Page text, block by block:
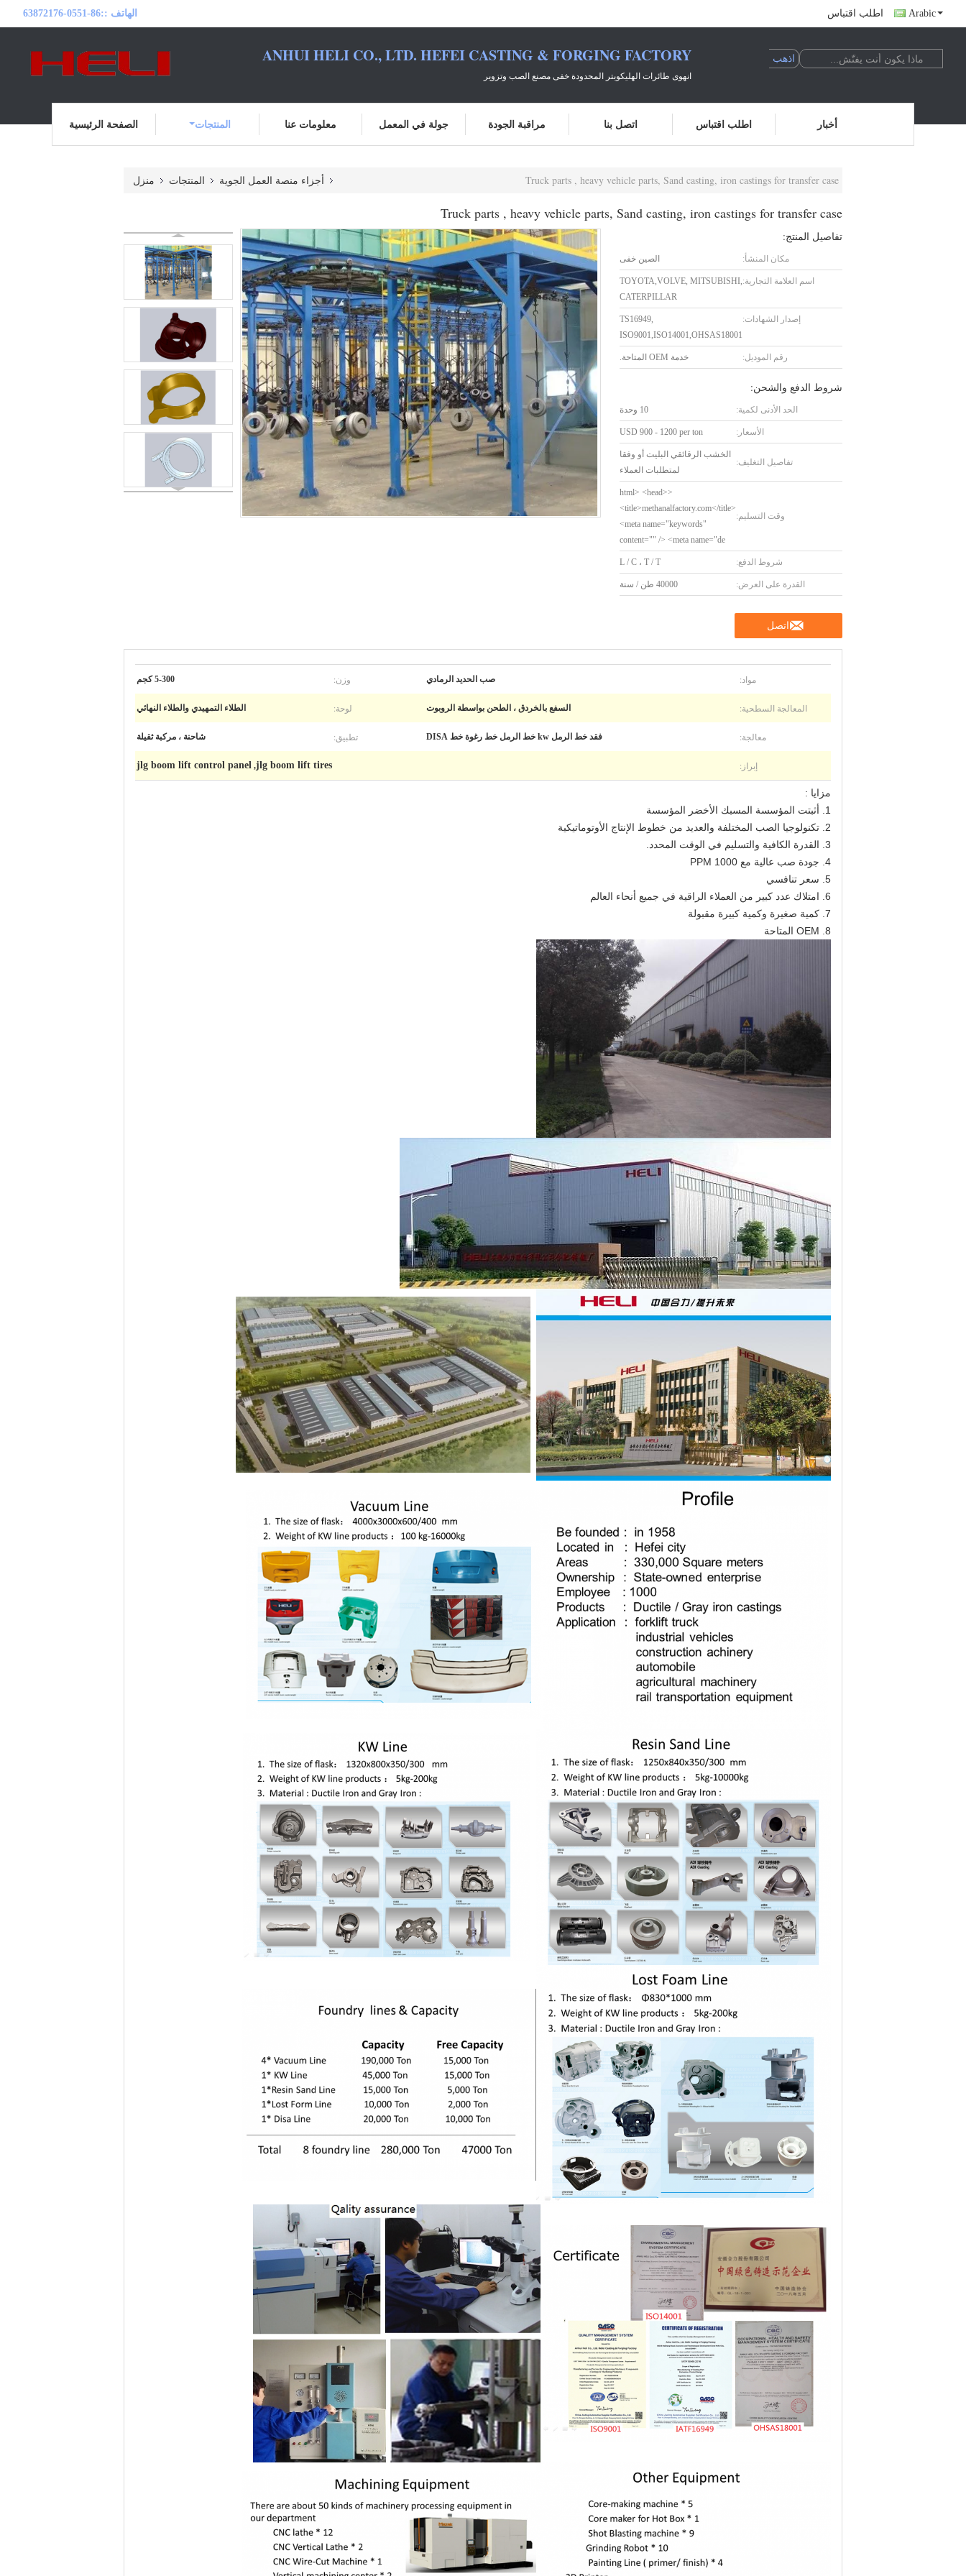
الهاتف ::86-0551-63872176 اطلب اقتباس Arabic
ANHUI HELI CO., LTD. HEFEI CASTING & FORGING FACTORY
انهوى طائرات الهليكوبتر المحدودة خفى مصنع الصب وتزوير
الصفحة الرئيسية المنتجات معلومات عنا جولة في المعمل مراقبة الجودة اتصل بنا اطلب اقتباس أخبار
منزل المنتجات أجزاء منصة العمل الجوية Truck parts , heavy vehicle parts, Sand casting, iron castings for transfer case
Truck parts , heavy vehicle parts, Sand casting, iron castings for transfer case
تفاصيل المنتج:
مكان المنشأ: الصين خفى
اسم العلامة التجارية:TOYOTA,VOLVE, MITSUBISHI,
CATERPILLAR
إصدار الشهادات:
TS16949,
ISO9001,ISO14001,OHSAS18001
رقم الموديل: خدمة OEM المتاحة.
شروط الدفع والشحن:
الحد الأدنى لكمية: 10 وحدة
الأسعار: USD 900 - 1200 per ton
تفاصيل التغليف:
الخشب الرقائقي البليت أو وفقا
لمتطلبات العملاء
وقت التسليم:
<html> <head>
<title>methanalfactory.com</title>
<meta name="keywords"
content="" /> <meta name="de
شروط الدفع: L / C ، T / T
القدرة على العرض: 40000 طن / سنة
اتصل
مواد: صب الحديد الرمادي وزن: 5-300 كجم
المعالجة السطحية: السفع بالخردق ، الطحن بواسطة الروبوت لوحة: الطلاء التمهيدي والطلاء النهائي
معالجة: فقد خط الرمل kw خط الرمل خط رغوة خط DISA تطبيق: شاحنة ، مركبة ثقيلة
إبراز: jlg boom lift tires
,
jlg boom lift control panel
مزايا :
1. أثبتت المؤسسة المسبك الأخضر المؤسسة
2. تكنولوجيا الصب المختلفة والعديد من خطوط الإنتاج الأوتوماتيكية
3. القدرة الكافية والتسليم في الوقت المحدد.
4. جودة صب عالية مع PPM 1000
5. سعر تنافسي
6. امتلاك عدد كبير من العملاء الراقية في جميع أنحاء العالم
7. كمية صغيرة وكمية كبيرة مقبولة
8. OEM المتاحة